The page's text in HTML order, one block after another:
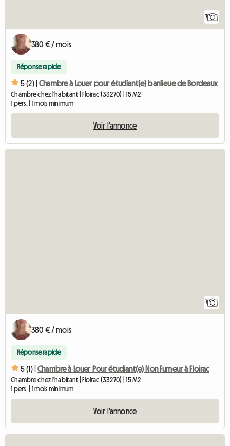
7
380 € / mois
Réponse rapide
5 (2) | Chambre à Louer pour étudiant(e) banlieue de Bordeaux
Chambre chez l'habitant | Floirac (33270) | 15 M2
1 pers. | 1 mois minimum
Voir l'annonce
7
380 € / mois
Réponse rapide
5 (1) | Chambre à Louer Pour étudiant(e) Non Fumeur à Floirac
Chambre chez l'habitant | Floirac (33270) | 15 M2
1 pers. | 1 mois minimum
Voir l'annonce